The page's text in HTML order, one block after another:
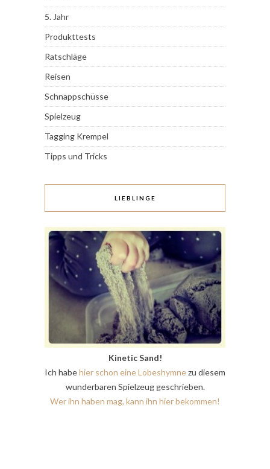
5. Jahr
Produkttests
Ratschläge
Reisen
Schnappschüsse
Spielzeug
Tagging Krempel
Tipps und Tricks
LIEBLINGE
Kinetic Sand!
Ich habehier schon eine Lobeshymnezu diesem
wunderbaren Spielzeug geschrieben.
Wer ihn haben mag, kann ihn hier bekommen!